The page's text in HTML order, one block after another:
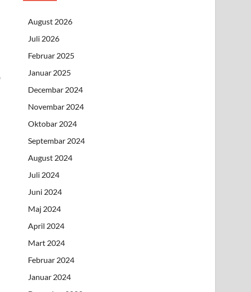
August 2026
Juli 2026
Februar 2025
Januar 2025
Decembar 2024
Novembar 2024
Oktobar 2024
Septembar 2024
August 2024
Juli 2024
Juni 2024
Maj 2024
April 2024
Mart 2024
Februar 2024
Januar 2024